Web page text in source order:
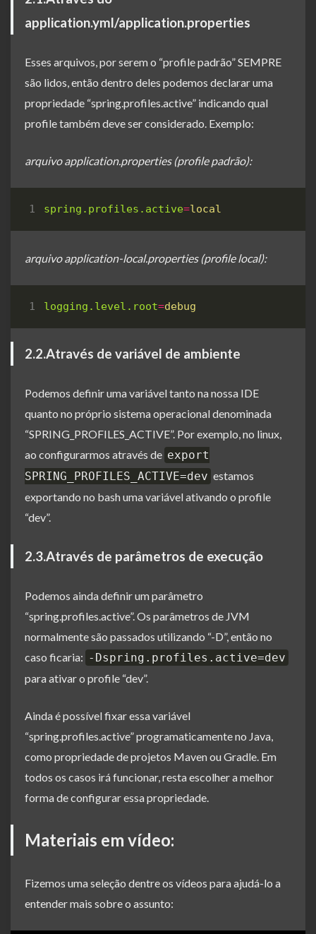
application.yml/application.properties
Esses arquivos, por serem o “profile padrão” SEMPRE
são lidos, então dentro deles podemos declarar uma
propriedade “spring.profiles.active” indicando qual
profile também deve ser considerado. Exemplo:
arquivo application.properties (profile padrão):
spring.profiles.active=local
arquivo application-local.properties (profile local):
logging.level.root=debug
2.2.Através de variável de ambiente
Podemos definir uma variável tanto na nossa IDE
quanto no próprio sistema operacional denominada
“SPRING_PROFILES_ACTIVE”. Por exemplo, no linux,
ao configurarmos através de export
SPRING_PROFILES_ACTIVE=dev estamos
exportando no bash uma variável ativando o profile
“dev”.
2.3.Através de parâmetros de execução
Podemos ainda definir um parâmetro
“spring.profiles.active”. Os parâmetros de JVM
normalmente são passados utilizando “-D”, então no
caso ficaria: -Dspring.profiles.active=dev
para ativar o profile “dev”.
Ainda é possível fixar essa variável
“spring.profiles.active” programaticamente no Java,
como propriedade de projetos Maven ou Gradle. Em
todos os casos irá funcionar, resta escolher a melhor
forma de configurar essa propriedade.
Materiais em vídeo:
Fizemos uma seleção dentre os vídeos para ajudá-lo a
entender mais sobre o assunto: